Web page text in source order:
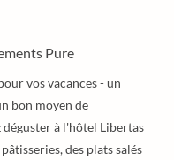
Pure
vos vacances - un
bon moyen de
à l'hôtel Libertas
des plats salés